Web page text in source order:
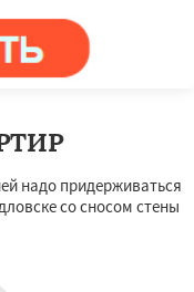
надо придерживаться
со сносом стены